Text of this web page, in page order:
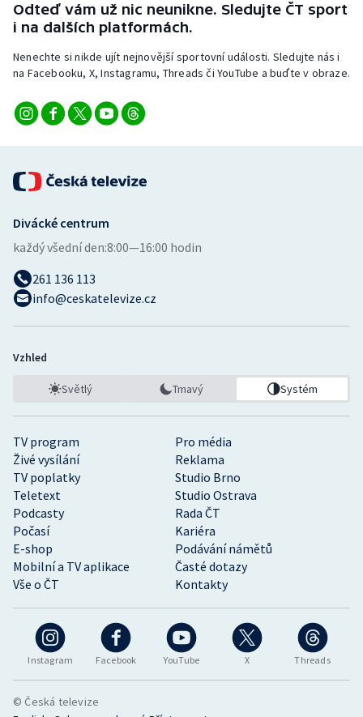
Odteď vám už nic neunikne. Sledujte ČT sport
i na dalších platformách.
Nenechte si nikde ujít nejnovější sportovní události. Sledujte nás i
na Facebooku, X, Instagramu, Threads či YouTube a buďte v obraze.
Instagram Facebook YouTube X Threads
TV program
Pro média
Živé vysílání
Reklama
TV poplatky
Studio Brno
Teletext
Studio Ostrava
Podcasty
Rada ČT
Počasí
Kariéra
E-shop
Podávání námětů
Mobilní a TV aplikace
Časté dotazy
Vše o ČT
Kontakty
Divácké centrum
každý všední den:8:00—16:00 hodin
261 136 113
info@ceskatelevize.cz
Vzhled
Světlý Tmavý Systém
© Česká televize